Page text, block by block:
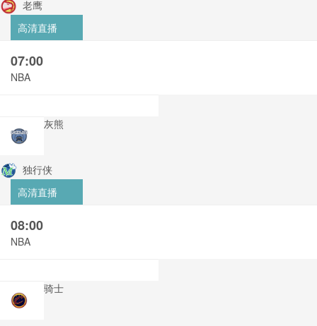
老鹰
高清直播
07:00
NBA
灰熊
独行侠
高清直播
08:00
NBA
骑士